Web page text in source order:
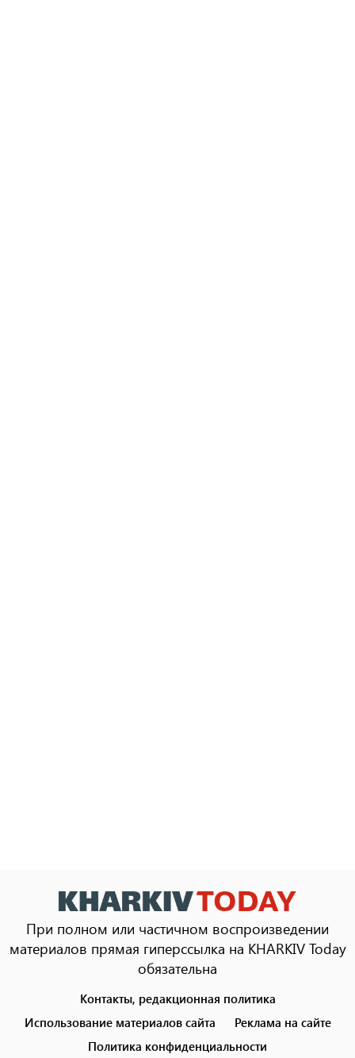
При полном или частичном воспроизведении
материалов прямая гиперссылка на KHARKIV Today
обязательна
menu
Контакты, редакционная политика
Использование материалов сайта
Реклама на сайте
Политика конфиденциальности